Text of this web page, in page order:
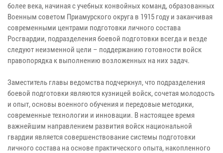
более века, начиная с учебных конвойных команд, образованных
Военным советом Приамурского округа в 1915 году и заканчивая
современными центрами подготовки личного состава
Росгвардии, подразделения боевой подготовки всегда и везде
следуют неизменной цели – поддержанию готовности войск
правопорядка к выполнению возложенных на них задач.
Заместитель главы ведомства подчеркнул, что подразделения
боевой подготовки являются кузницей войск, сочетая молодость
и опыт, основы военного обучения и передовые методики,
современные технологии и инновации. В настоящее время
важнейшим направлением развития войск национальной
гвардии является совершенствование системы подготовки
личного состава на основе практического опыта, накопленного